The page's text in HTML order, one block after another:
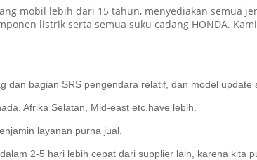
mobil lebih dari 15 tahun, menyediakan semua
listrik serta semua suku cadang HONDA.
dan bagian SRS pengendara relatif, dan model update
Afrika Selatan, Mid-east etc.have lebih.
layanan purna jual.
2-5 hari lebih cepat dari supplier lain, karena kita